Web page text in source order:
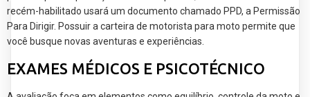
recém-habilitado usará um documento chamado PPD, a Permissão
Para Dirigir. Possuir a carteira de motorista para moto permite que
você busque novas aventuras e experiências.
EXAMES MÉDICOS E PSICOTÉCNICO